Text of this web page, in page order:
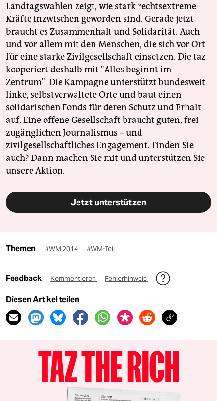
Landtagswahlen zeigt, wie stark rechtsextreme
Kräfte inzwischen geworden sind. Gerade jetzt
braucht es Zusammenhalt und Solidarität. Auch
und vor allem mit den Menschen, die sich vor Ort
für eine starke Zivilgesellschaft einsetzen. Die taz
kooperiert deshalb mit "Alles beginnt im
Zentrum". Die Kampagne unterstützt bundesweit
linke, selbstverwaltete Orte und baut einen
solidarischen Fonds für deren Schutz und Erhalt
auf. Eine offene Gesellschaft braucht guten, frei
zugänglichen Journalismus – und
zivilgesellschaftliches Engagement. Finden Sie
auch? Dann machen Sie mit und unterstützen Sie
unsere Aktion.
Jetzt unterstützen
Themen #WM 2014 #WM-Teil
Feedback Kommentieren Fehlerhinweis
Diesen Artikel teilen